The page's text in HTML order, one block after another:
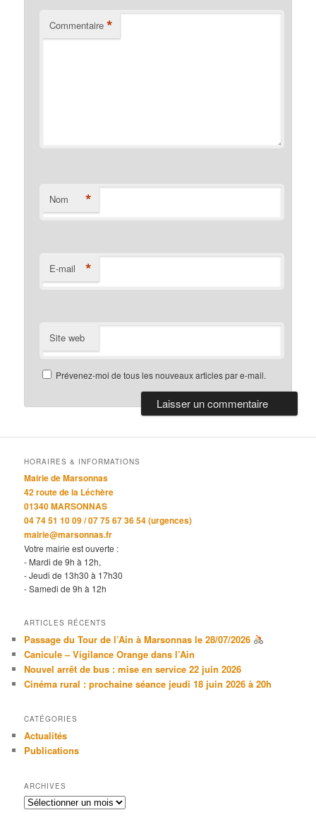
Commentaire *
Nom *
E-mail *
Site web
Prévenez-moi de tous les nouveaux articles par e-mail.
HORAIRES & INFORMATIONS
Mairie de Marsonnas
42 route de la Léchère
01340 MARSONNAS
04 74 51 10 09 / 07 75 67 36 54 (urgences)
mairie@marsonnas.fr
Votre mairie est ouverte :
- Mardi de 9h à 12h,
- Jeudi de 13h30 à 17h30
- Samedi de 9h à 12h
ARTICLES RÉCENTS
Passage du Tour de l’Ain à Marsonnas le 28/07/2026
Canicule – Vigilance Orange dans l’Ain
Nouvel arrêt de bus : mise en service 22 juin 2026
Cinéma rural : prochaine séance jeudi 18 juin 2026 à 20h
CATÉGORIES
Actualités
Publications
ARCHIVES
Archives